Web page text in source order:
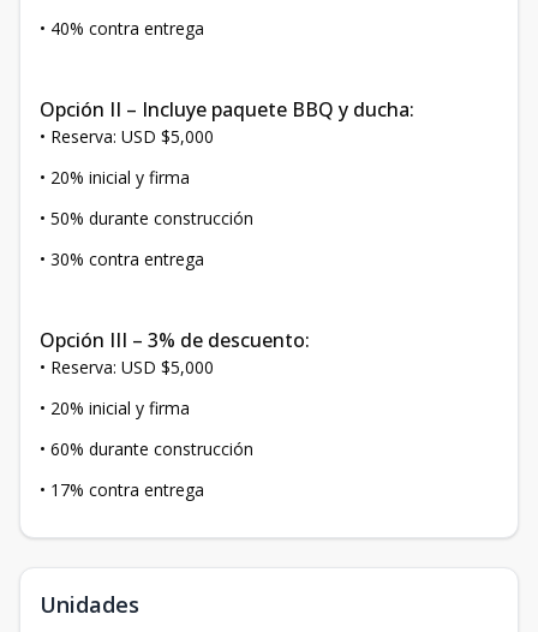
• 40% contra entrega
Opción II – Incluye paquete BBQ y ducha:
• Reserva: USD $5,000
• 20% inicial y firma
• 50% durante construcción
• 30% contra entrega
Opción III – 3% de descuento:
• Reserva: USD $5,000
• 20% inicial y firma
• 60% durante construcción
• 17% contra entrega
Unidades